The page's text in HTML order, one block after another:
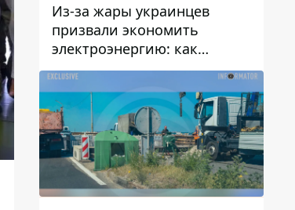
Из-за жары украинцев
призвали экономить
электроэнергию: как
избежать перегрузки сетей